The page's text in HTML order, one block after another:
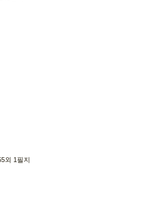
외 1필지